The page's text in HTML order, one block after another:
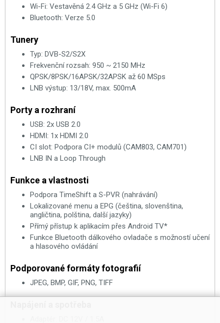
Wi-Fi: Vestavěná 2.4 GHz a 5 GHz (Wi-Fi 6)
Bluetooth: Verze 5.0
Tunery
Typ: DVB-S2/S2X
Frekvenční rozsah: 950 ~ 2150 MHz
QPSK/8PSK/16APSK/32APSK až 60 MSps
LNB výstup: 13/18V, max. 500mA
Porty a rozhraní
USB: 2x USB 2.0
HDMI: 1x HDMI 2.0
CI slot: Podpora CI+ modulů (CAM803, CAM701)
LNB IN a Loop Through
Funkce a vlastnosti
Podpora TimeShift a S-PVR (nahrávání)
Lokalizované menu a EPG (čeština, slovenština,
angličtina, polština, další jazyky)
Přímý přístup k aplikacím přes Android TV*
Funkce Bluetooth dálkového ovladače s možností učení
a hlasového ovládání
Podporované formáty fotografií
JPEG, BMP, GIF, PNG, TIFF